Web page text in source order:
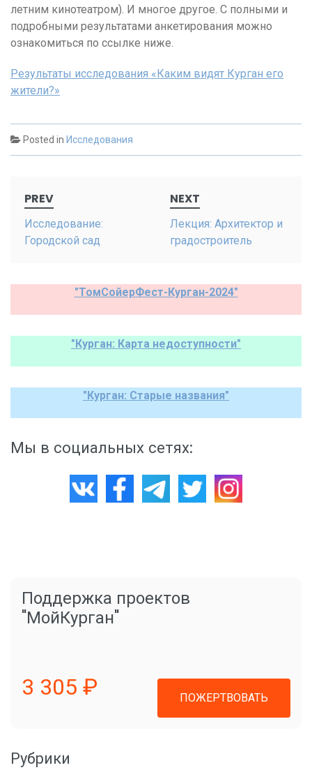
летним кинотеатром). И многое другое. С полными и
подробными результатами анкетирования можно
ознакомиться по ссылке ниже.
Результаты исследования «Каким видят Курган его
жители?»
Posted in Исследования
navigation
PREV
Исследование:
Городской сад
NEXT
Лекция: Архитектор и
градостроитель
"ТомСойерФест-Курган-2024"
"Курган: Карта недоступности"
"Курган: Старые названия"
Мы в социальных сетях:
Поддержка проектов
"МойКурган"
3 305 ₽ ПОЖЕРТВОВАТЬ
Рубрики